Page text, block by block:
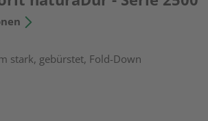
stark, gebürstet, Fold-Down